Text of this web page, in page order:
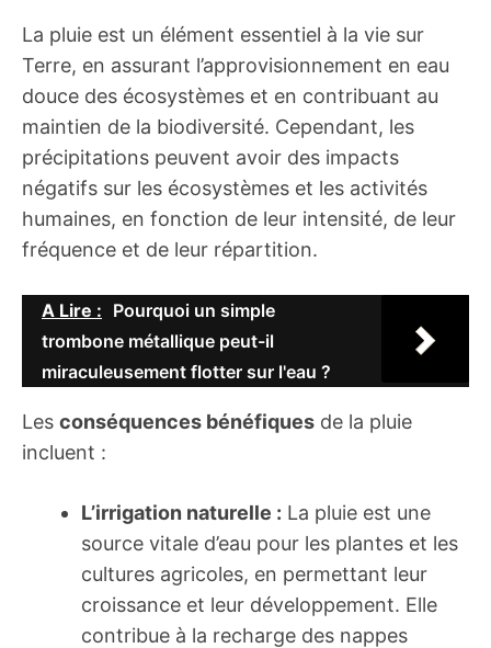
La pluie est un élément essentiel à la vie sur
Terre, en assurant l’approvisionnement en eau
douce des écosystèmes et en contribuant au
maintien de la biodiversité. Cependant, les
précipitations peuvent avoir des impacts
négatifs sur les écosystèmes et les activités
humaines, en fonction de leur intensité, de leur
fréquence et de leur répartition.
A Lire : Pourquoi un simple
trombone métallique peut-il
miraculeusement flotter sur l'eau ?
Les conséquences bénéfiques de la pluie
incluent :
L’irrigation naturelle : La pluie est une
source vitale d’eau pour les plantes et les
cultures agricoles, en permettant leur
croissance et leur développement. Elle
contribue à la recharge des nappes